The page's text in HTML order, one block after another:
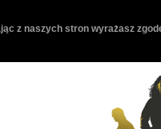
z naszych stron wyrażasz